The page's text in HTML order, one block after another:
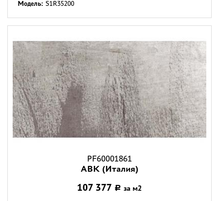
Модель: S1R35200
PF60001861
ABK (Италия)
107 377 Р за м2